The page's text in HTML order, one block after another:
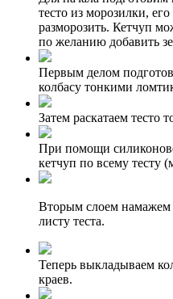
тесто из морозилки,
разморозить. Кетчуп
по желанию добавить
Первым делом
колбасу тонкими
Затем раскатаем тесто
При помощи
кетчуп по всему тесту
Вторым слоем намажем
листу теста.
Теперь выкладываем
краев.